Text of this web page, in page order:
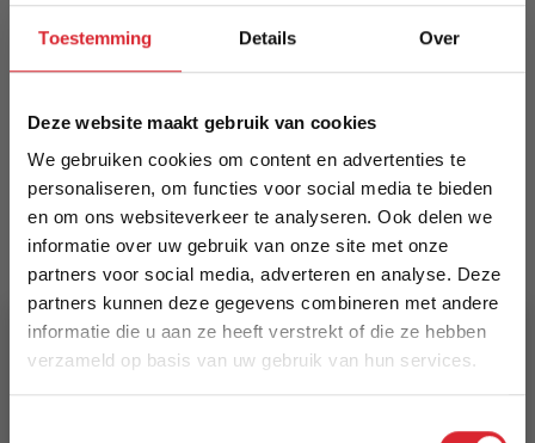
Toestemming Details Over
Deze website maakt gebruik van cookies
We gebruiken cookies om content en advertenties te
personaliseren, om functies voor social media te bieden
en om ons websiteverkeer te analyseren. Ook delen we
informatie over uw gebruik van onze site met onze
partners voor social media, adverteren en analyse. Deze
partners kunnen deze gegevens combineren met andere
informatie die u aan ze heeft verstrekt of die ze hebben
verzameld op basis van uw gebruik van hun services.
Meer informatie
Innovation Living
EAN
5700110885850
Prijs
€ 3.295,00